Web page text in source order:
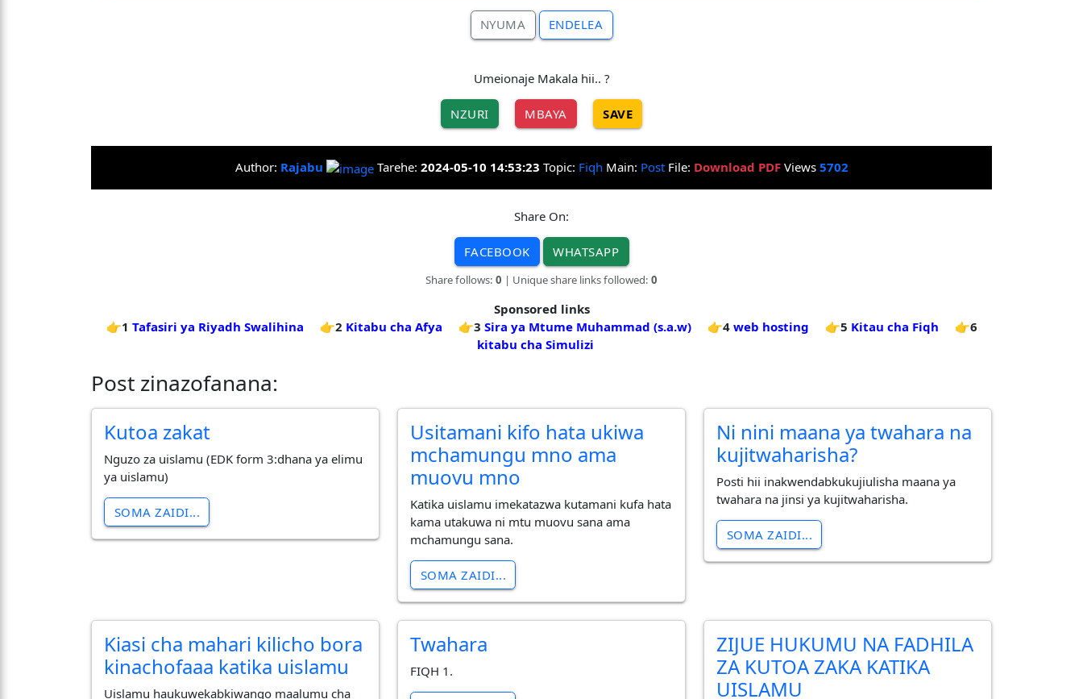
NYUMA ENDELEA
Umeionaje Makala hii.. ?
NZURI MBAYA SAVE
Author: Rajabu Tarehe: 2024-05-10 14:53:23 Topic: Fiqh Main: PostFile: Download PDFViews 5702
Share On:
FACEBOOK WHATSAPP
Share follows: 0 | Unique share links followed: 0
Sponsored links
👉1 Tafasiri ya Riyadh Swalihina 👉2 Kitabu cha Afya 👉3 Sira ya Mtume Muhammad (s.a.w) 👉4 web hosting 👉5 Kitau cha Fiqh
👉6
kitabu cha Simulizi
Post zinazofanana:
Kutoa zakat
Nguzo za uislamu (EDK form 3:dhana ya elimu
ya uislamu)
SOMA ZAIDI...
Usitamani kifo hata ukiwa
mchamungu mno ama
muovu mno
Katika uislamu imekatazwa kutamani kufa hata
kama utakuwa ni mtu muovu sana ama
mchamungu sana.
SOMA ZAIDI...
Ni nini maana ya twahara na
kujitwaharisha?
Posti hii inakwendabkukujiulisha maana ya
twahara na jinsi ya kujitwaharisha.
SOMA ZAIDI...
Kiasi cha mahari kilicho bora
kinachofaaa katika uislamu
Uislamu haukuwekabkiwango maalumu cha
Twahara
FIQH 1.
ZIJUE HUKUMU NA FADHILA
ZA KUTOA ZAKA KATIKA
UISLAMU